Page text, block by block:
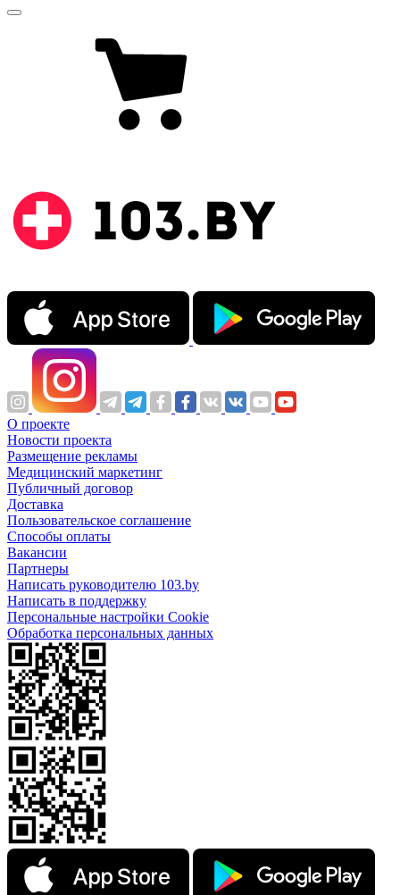
О проекте
Новости проекта
Размещение рекламы
Медицинский маркетинг
Публичный договор
Доставка
Пользовательское соглашение
Способы оплаты
Вакансии
Партнеры
Написать руководителю 103.by
Написать в поддержку
Персональные настройки Cookie
Обработка персональных данных